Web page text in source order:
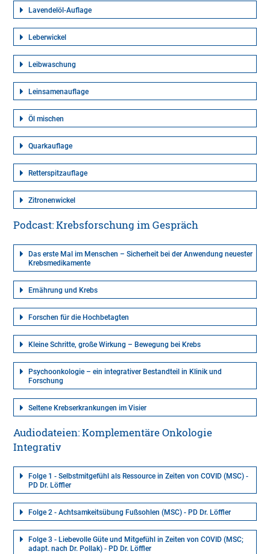
Lavendelöl-Auflage
Leberwickel
Leibwaschung
Leinsamenauflage
Öl mischen
Quarkauflage
Retterspitzauflage
Zitronenwickel
Podcast: Krebsforschung im Gespräch
Das erste Mal im Menschen – Sicherheit bei der Anwendung neuester
Krebsmedikamente
Ernährung und Krebs
Forschen für die Hochbetagten
Kleine Schritte, große Wirkung – Bewegung bei Krebs
Psychoonkologie – ein integrativer Bestandteil in Klinik und
Forschung
Seltene Krebserkrankungen im Visier
Audiodateien: Komplementäre Onkologie
Integrativ
Folge 1 - Selbstmitgefühl als Ressource in Zeiten von COVID (MSC) -
PD Dr. Löffler
Folge 2 - Achtsamkeitsübung Fußsohlen (MSC) - PD Dr. Löffler
Folge 3 - Liebevolle Güte und Mitgefühl in Zeiten von COVID (MSC;
adapt. nach Dr. Pollak) - PD Dr. Löffler